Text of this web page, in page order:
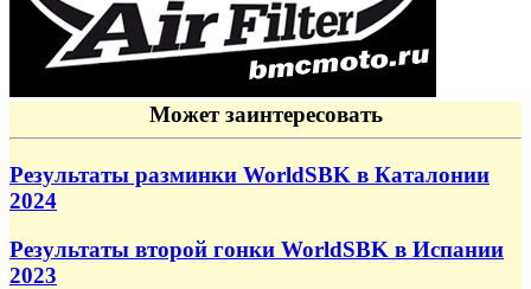
Может заинтересовать
Результаты разминки WorldSBK в Каталонии
2024
Результаты второй гонки WorldSBK в Испании
2023